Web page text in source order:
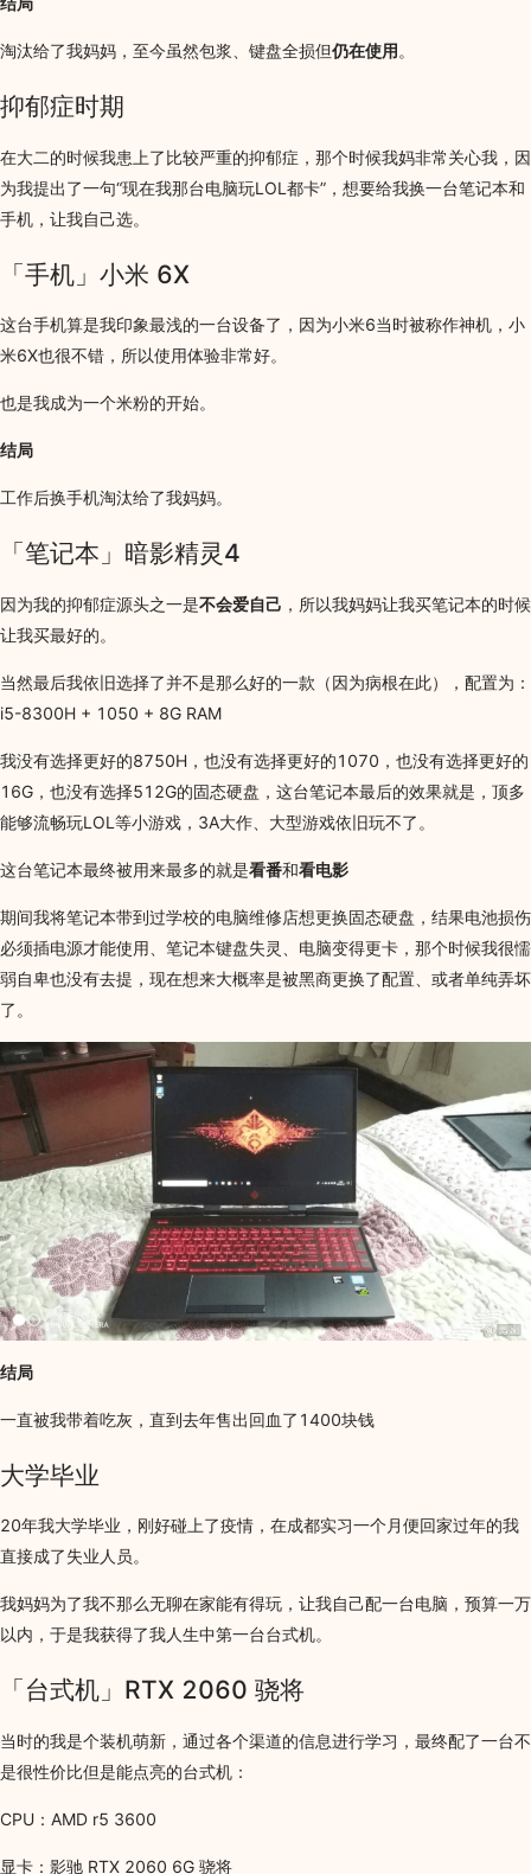
淘汰给了我妈妈，至今虽然包浆、键盘全损但仍在使用。
抑郁症时期
在大二的时候我患上了比较严重的抑郁症，那个时候我妈非常关心我，因
为我提出了一句“现在我那台电脑玩LOL都卡”，想要给我换一台笔记本和
手机，让我自己选。
「手机」小米 6X
这台手机算是我印象最浅的一台设备了，因为小米6当时被称作神机，小
米6X也很不错，所以使用体验非常好。
也是我成为一个米粉的开始。
结局
工作后换手机淘汰给了我妈妈。
「笔记本」暗影精灵4
因为我的抑郁症源头之一是不会爱自己 ，所以我妈妈让我买笔记本的时候
让我买最好的。
当然最后我依旧选择了并不是那么好的一款（因为病根在此），配置为：
i5-8300H + 1050 + 8G RAM
我没有选择更好的8750H，也没有选择更好的1070，也没有选择更好的
16G，也没有选择512G的固态硬盘，这台笔记本最后的效果就是，顶多
能够流畅玩LOL等小游戏，3A大作、大型游戏依旧玩不了。
这台笔记本最终被用来最多的就是看番和看电影
期间我将笔记本带到过学校的电脑维修店想更换固态硬盘，结果电池损伤
必须插电源才能使用、笔记本键盘失灵、电脑变得更卡，那个时候我很懦
弱自卑也没有去提，现在想来大概率是被黑商更换了配置、或者单纯弄坏
了。
结局
一直被我带着吃灰，直到去年售出回血了1400块钱
大学毕业
20年我大学毕业，刚好碰上了疫情，在成都实习一个月便回家过年的我
直接成了失业人员。
我妈妈为了我不那么无聊在家能有得玩，让我自己配一台电脑，预算一万
以内，于是我获得了我人生中第一台台式机。
「台式机」RTX 2060 骁将
当时的我是个装机萌新，通过各个渠道的信息进行学习，最终配了一台不
是很性价比但是能点亮的台式机：
CPU：AMD r5 3600
显卡：影驰 RTX 2060 6G 骁将